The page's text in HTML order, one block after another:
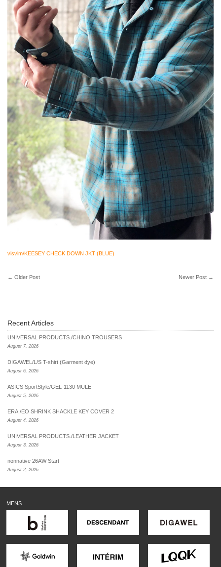
visvim/KEESEY CHECK DOWN JKT (BLUE)
← Older Post Newer Post →
Recent Articles
UNIVERSAL PRODUCTS./CHINO TROUSERS
August 7, 2026
DIGAWEL/L/S T-shirt (Garment dye)
August 6, 2026
ASICS SportStyle/GEL-1130 MULE
August 5, 2026
ERA./EO SHRINK SHACKLE KEY COVER 2
August 4, 2026
UNIVERSAL PRODUCTS./LEATHER JACKET
August 3, 2026
nonnative 26AW Start
August 2, 2026
MENS